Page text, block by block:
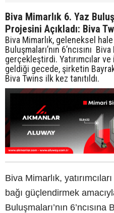
Biva Mimarlık 6. Yaz
Projesini Açıkladı: Biva
Biva Mimarlık, geleneksel
Buluşmaları’nın 6’ncısını
gerçekleştirdi. Yatırımcılar ve
geldiği gecede, şirketin
Biva Twins ilk kez tanıtıldı.
Biva Mimarlık,
bağı güçlendirmek
Buluşmaları’nın